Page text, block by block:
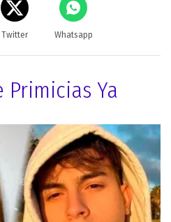
Twitter Whatsapp
Primicias Ya